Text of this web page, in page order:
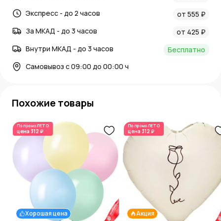
Экспресс - до 2 часов
от 555 ₽
За МКАД - до 3 часов
от 425 ₽
Внутри МКАД - до 3 часов
Бесплатно
Самовывоз с 09:00 до 00:00 ч
Похожие товары
По промоЛЕТО
цена 312 ₽
Хорошая цена
По промоЛЕТО
цена 312 ₽
Акция